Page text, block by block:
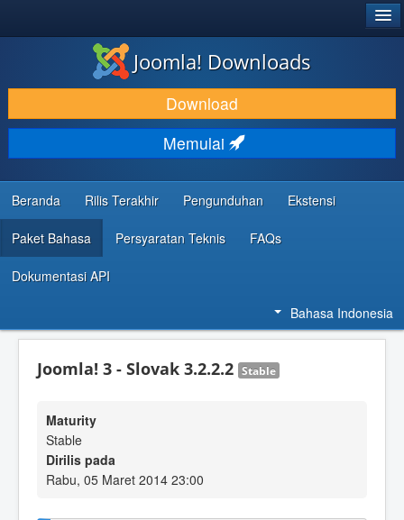
DOWNLOAD & KEMBANGKAN
TEMUKAN & PELAJARI
DUKUNGAN & KOMUNITAS
REFERENSI DEVELOPER
Joomla! Downloads
Download
Memulai
Beranda Rilis Terakhir Pengunduhan Ekstensi
Paket Bahasa Persyaratan Teknis FAQs
Dokumentasi API
Bahasa Indonesia
Joomla! 3 - Slovak 3.2.2.2 Stable
Maturity
Stable
Dirilis pada
Rabu, 05 Maret 2014 23:00